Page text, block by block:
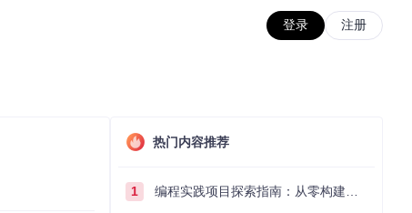
登录 注册
热门内容推荐
1 编程实践项目探索指南：从零构建技术能力体系